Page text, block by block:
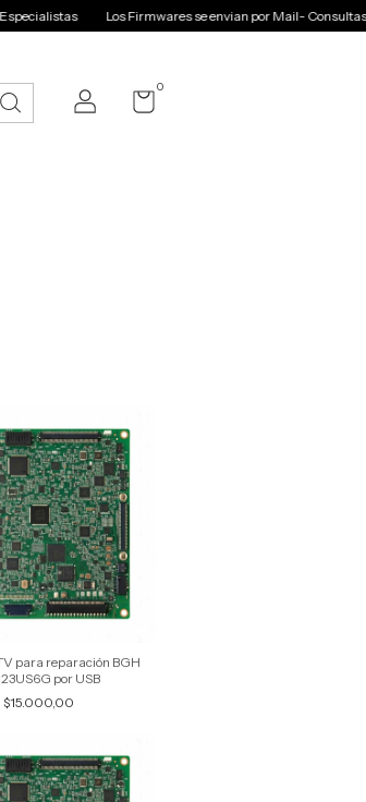
Los Firmwares se envian por Mail- Consultas y
0
para reparación BGH
por USB
$15.000,00